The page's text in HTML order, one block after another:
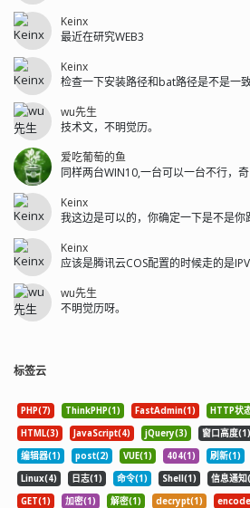
Keinx
最近在研究WEB3
Keinx
wu先生
技术文，不明觉历。
爱吃葡萄的鱼
同样两台WIN10,一台可以一台不行，
Keinx
我这边是可以的，你确定一下是不是你
Keinx
wu先生
不明觉历呀。
标签云
PHP(7) ThinkPHP(1) FastAdmin(1) HTTP状
HTML(3)
JavaScript(4) jQuery(3) 窗口高度(1)
编辑器(1)
post(2) VUE(1) 404(1) 刷新(1)
Linux(4)
日志(1) 命令(1) Shell(1) 信息通
GET(1)
加密(1) 解密(1) decrypt(1)